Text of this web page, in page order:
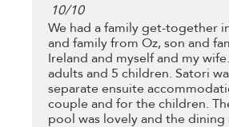
10/10
We had a family get-together
and family from Oz, son and
Ireland and myself and my
adults and 5 children. Satori
separate ensuite
couple and for the children.
pool was lovely and the dining